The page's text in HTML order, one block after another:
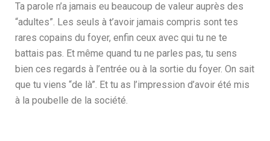
Ta parole n’a jamais eu beaucoup de valeur auprès des
“adultes”. Les seuls à t’avoir jamais compris sont tes
rares copains du foyer, enfin ceux avec qui tu ne te
battais pas. Et même quand tu ne parles pas, tu sens
bien ces regards à l’entrée ou à la sortie du foyer. On sait
que tu viens “de là”. Et tu as l’impression d’avoir été mis
à la poubelle de la société.